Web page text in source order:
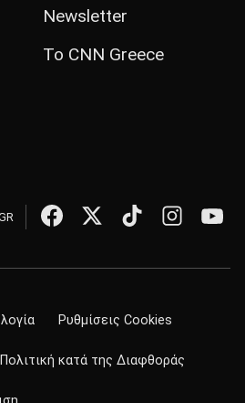
Newsletter
Το CNN Greece
Ρυθμίσεις Cookies
Πολιτική κατά της Διαφθοράς